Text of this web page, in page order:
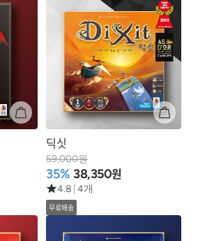
딕싯
59,000원
35% 38,350원
4.8 4개
무료배송